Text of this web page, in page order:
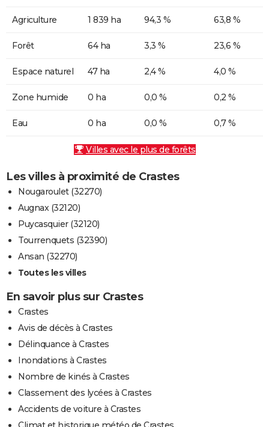
Agriculture 1 839 ha 94,3 % 63,8 %
Forêt 64 ha 3,3 % 23,6 %
Espace naturel 47 ha 2,4 % 4,0 %
Zone humide 0 ha 0,0 % 0,2 %
Eau 0 ha 0,0 % 0,7 %
Villes avec le plus de forêts
Les villes à proximité de Crastes
Nougaroulet (32270)
Augnax (32120)
Puycasquier (32120)
Tourrenquets (32390)
Ansan (32270)
Toutes les villes
En savoir plus sur Crastes
Crastes
Avis de décès à Crastes
Délinquance à Crastes
Inondations à Crastes
Nombre de kinés à Crastes
Classement des lycées à Crastes
Accidents de voiture à Crastes